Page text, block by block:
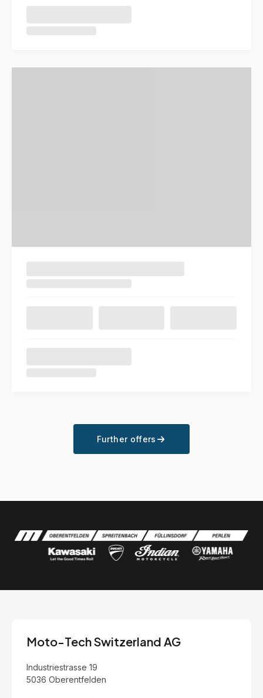
Further offers
Moto-Tech Switzerland AG
Industriestrasse 19
5036 Oberentfelden